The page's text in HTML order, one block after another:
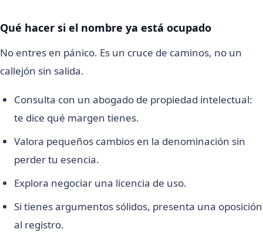
Qué hacer si el nombre ya está ocupado
No entres en pánico. Es un cruce de caminos, no un
callejón sin salida.
Consulta con un abogado de propiedad intelectual:
te dice qué margen tienes.
Valora pequeños cambios en la denominación sin
perder tu esencia.
Explora negociar una licencia de uso.
Si tienes argumentos sólidos, presenta una oposición
al registro.